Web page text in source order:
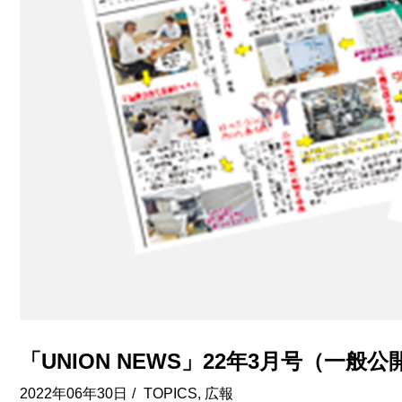
「UNION NEWS」22年3月号（一般公
2022年06年30日 / TOPICS, 広報